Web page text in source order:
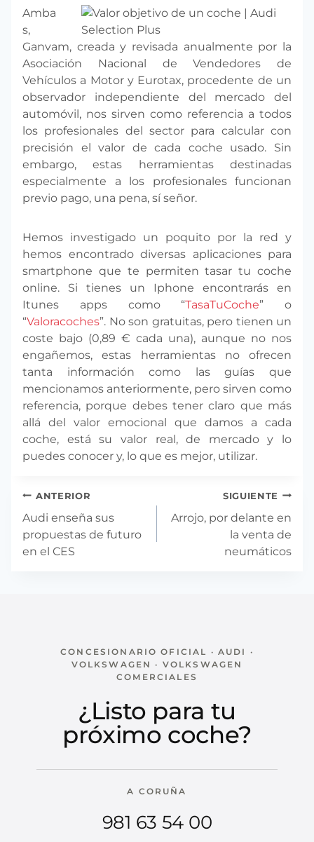
Amba
s,
Ganvam, creada y revisada anualmente por la
Asociación Nacional de Vendedores de
Vehículos a Motor y Eurotax, procedente de un
observador independiente del mercado del
automóvil, nos sirven como referencia a todos
los profesionales del sector para calcular con
precisión el valor de cada coche usado. Sin
embargo, estas herramientas destinadas
especialmente a los profesionales funcionan
previo pago, una pena, sí señor.
Hemos investigado un poquito por la red y
hemos encontrado diversas aplicaciones para
smartphone que te permiten tasar tu coche
online. Si tienes un Iphone encontrarás en
Itunes apps como “TasaTuCoche” o
“Valoracoches”. No son gratuitas, pero tienen un
coste bajo (0,89 € cada una), aunque no nos
engañemos, estas herramientas no ofrecen
tanta información como las guías que
mencionamos anteriormente, pero sirven como
referencia, porque debes tener claro que más
allá del valor emocional que damos a cada
coche, está su valor real, de mercado y lo
puedes conocer y, lo que es mejor, utilizar.
Navegación
de
entradas
ANTERIOR
Audi enseña sus
propuestas de futuro
en el CES
SIGUIENTE
Arrojo, por delante en
la venta de
neumáticos
CONCESIONARIO OFICIAL · AUDI ·
VOLKSWAGEN · VOLKSWAGEN
COMERCIALES
¿Listo para tu
próximo coche?
A CORUÑA
981 63 54 00